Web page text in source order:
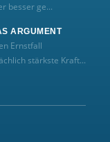
besser ge...
ARGUMENT
Ernstfall
stärkste Kraft...